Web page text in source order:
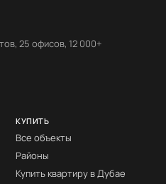
25 офисов, 12 000+
КУПИТЬ
Все объекты
Районы
Купить квартиру в Дубае